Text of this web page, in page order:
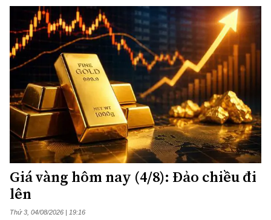
Giá vàng hôm nay (4/8): Đảo chiều đi
lên
Thứ 3, 04/08/2026 | 19:16